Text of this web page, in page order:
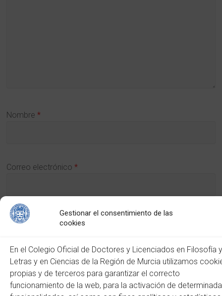
Gestionar el consentimiento de las
cookies
En el Colegio Oficial de Doctores y Licenciados en Filosofía
Letras y en Ciencias de la Región de Murcia utilizamos
propias y de terceros para garantizar el correcto
funcionamiento de la web, para la activación de
Nombre*
Correo electrónico*
Web